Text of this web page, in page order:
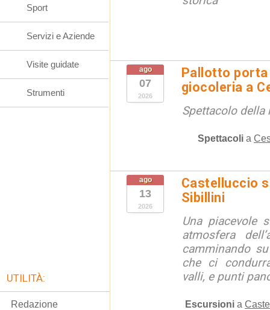
ago
07
2026
Pallotto
giocoleria a
Spettacolo della
Spettacoli a
ago
13
2026
Castelluccio
Sibillini
Una piacevole
atmosfera
camminando
che ci
valli, e punti
Escursioni a
Sport
Servizi e Aziende
Visite guidate
Strumenti
UTILITÀ:
Redazione